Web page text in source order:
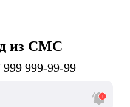
из СМС
999-99-99